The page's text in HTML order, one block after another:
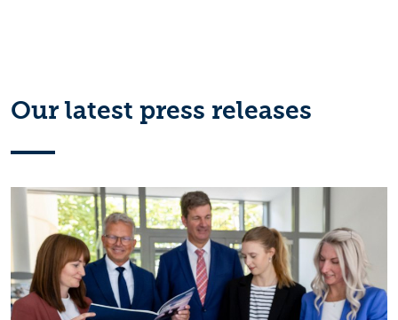
Our latest press releases